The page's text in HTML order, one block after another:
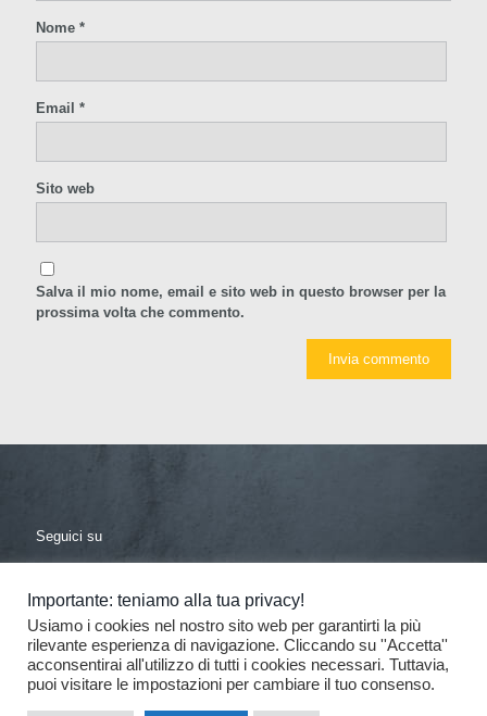
Nome *
Email *
Sito web
Salva il mio nome, email e sito web in questo browser per la
prossima volta che commento.
Seguici su
© 2017 De Donno - Tutti i diritti riservati| Progettazione e
Importante: teniamo alla tua privacy!
Usiamo i cookies nel nostro sito web per garantirti la più
rilevante esperienza di navigazione. Cliccando su ''Accetta''
acconsentirai all'utilizzo di tutti i cookies necessari. Tuttavia,
puoi visitare le impostazioni per cambiare il tuo consenso.